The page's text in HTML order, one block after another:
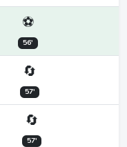
⚽
56'
🔄
57'
🔄
57'